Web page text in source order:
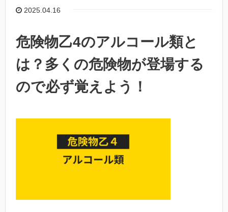
2025.04.16
危険物乙4のアルコール類と
は？多くの危険物が登場する
ので必ず覚えよう！